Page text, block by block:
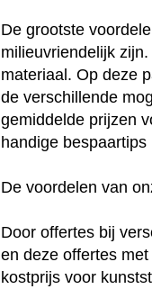
De grootste
milieuvriendelijk
materiaal. Op deze
de verschillende
gemiddelde prijzen
handige
De voordelen van
Door offertes bij
en deze offertes
kostprijs voor